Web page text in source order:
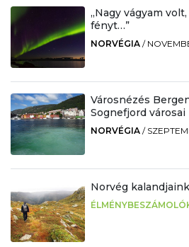
„Nagy vágyam
fényt…”
NORVÉGIA /
Városnézés
Sognefjord
NORVÉGIA /
Norvég